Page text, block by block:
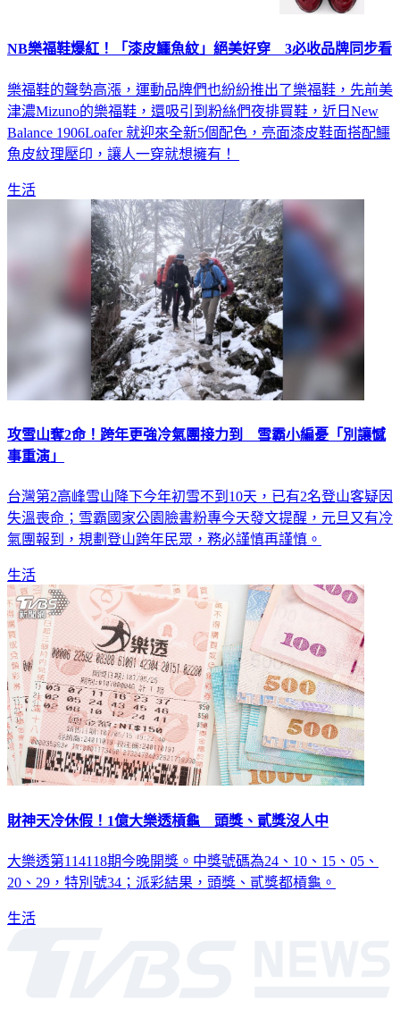
NB樂福鞋爆紅！「漆皮鱷魚紋」絕美好穿 3必收品牌同步看
樂福鞋的聲勢高漲，運動品牌們也紛紛推出了樂福鞋，先前美
津濃Mizuno的樂福鞋，還吸引到粉絲們夜排買鞋，近日New
Balance 1906Loafer 就迎來全新5個配色，亮面漆皮鞋面搭配鱷
魚皮紋理壓印，讓人一穿就想擁有！
生活
攻雪山奪2命！跨年更強冷氣團接力到 雪霸小編憂「別讓憾
事重演」
台灣第2高峰雪山降下今年初雪不到10天，已有2名登山客疑因
失溫喪命；雪霸國家公園臉書粉專今天發文提醒，元旦又有冷
氣團報到，規劃登山跨年民眾，務必謹慎再謹慎。
生活
財神天冷休假！1億大樂透槓龜 頭獎、貳獎沒人中
大樂透第114118期今晚開獎。中獎號碼為24、10、15、05、
20、29，特別號34；派彩結果，頭獎、貳獎都槓龜。
生活